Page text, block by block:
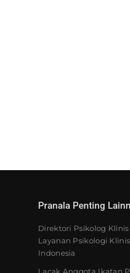
Pranala Penting
Direktori Psikolog Klinis
Layanan Psikologi Klinis
Indonesia